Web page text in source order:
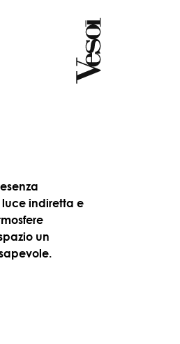
indiretta e
un